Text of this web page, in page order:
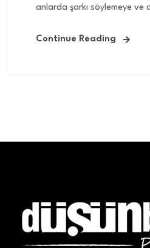
anlarda şarkı söylemeye ve
Continue Reading